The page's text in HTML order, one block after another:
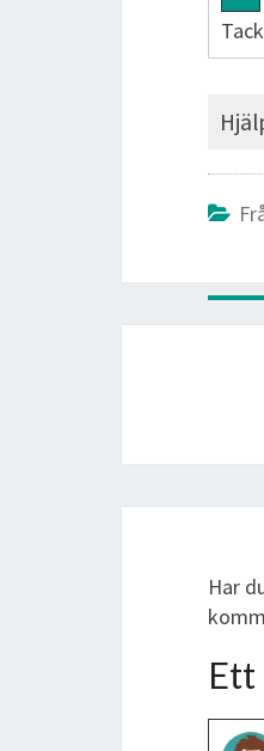
Har
Ett